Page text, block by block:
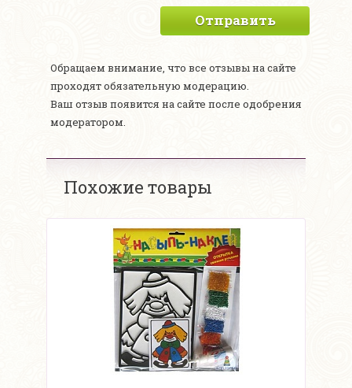
Отправить
Обращаем внимание, что все отзывы на сайте
проходят обязательную модерацию.
Ваш отзыв появится на сайте после одобрения
модератором.
Похожие товары